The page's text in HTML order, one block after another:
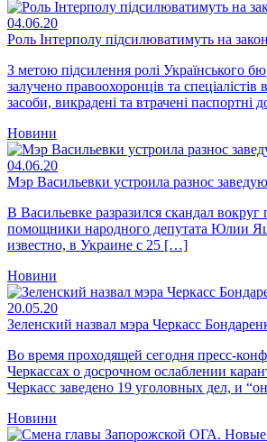
04.06.20
Роль Інтерполу підсилюватимуть на
З метою підсилення ролі Українського
залучено правоохоронців та
засоби, викрадені та втрачені
Новини
04.06.20
Мэр Васильевки устроила разнос
В Васильевке разразился скандал
помощники народного депутата Юлии
известно, в Украине с 25 […]
Новини
20.05.20
Зеленский назвал мэра Черкасс
Во время проходящей сегодня пресс-
Черкассах о досрочном ослаблении
Черкасс заведено 19 уголовных дел, и
Новини